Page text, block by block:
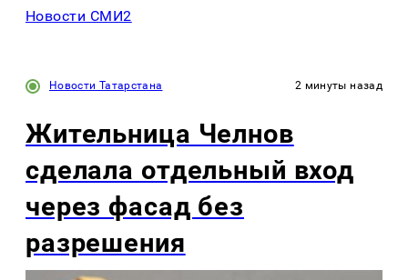
Новости СМИ2
Новости Татарстана 2 минуты назад
Жительница Челнов
сделала отдельный вход
через фасад без
разрешения